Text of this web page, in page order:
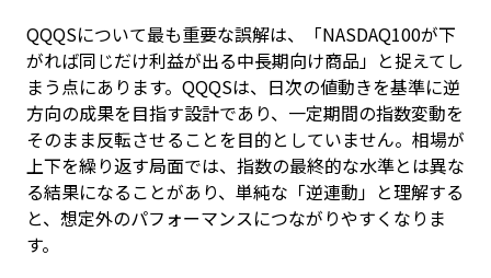
QQQSについて最も重要な誤解は、「NASDAQ100が下
がれば同じだけ利益が出る中長期向け商品」と捉えてし
まう点にあります。QQQSは、日次の値動きを基準に逆
方向の成果を目指す設計であり、一定期間の指数変動を
そのまま反転させることを目的としていません。相場が
上下を繰り返す局面では、指数の最終的な水準とは異な
る結果になることがあり、単純な「逆連動」と理解する
と、想定外のパフォーマンスにつながりやすくなりま
す。